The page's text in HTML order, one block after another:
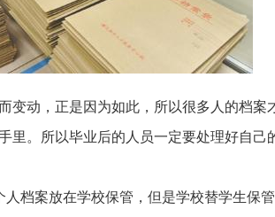
变动，正是因为如此，所以很多人的档案
里。所以毕业后的人员一定要处理好自己
档案放在学校保管，但是学校替学生保